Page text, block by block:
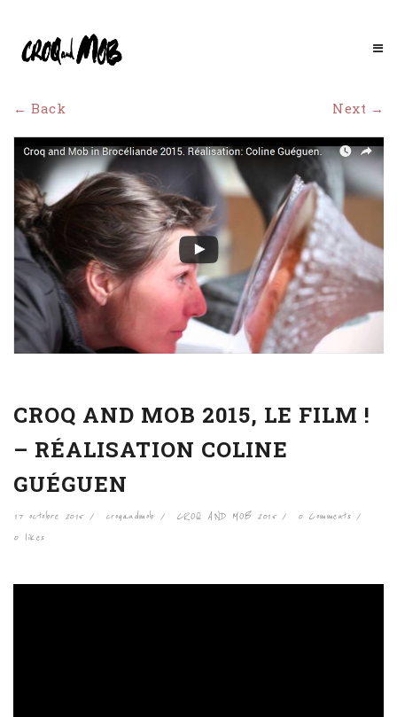
← Back Next →
CROQ AND MOB 2015, LE FILM !
– RÉALISATION COLINE
GUÉGUEN
17 octobre 2015 croqandmob CROQ AND MOB 2015
0 Comments
0likes